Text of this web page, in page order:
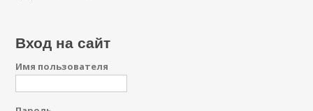
Вход на сайт
Имя пользователя